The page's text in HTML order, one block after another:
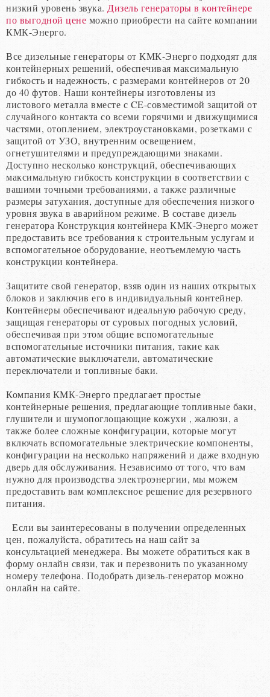
низкий уровень звука. Дизель генераторы в контейнере
по выгодной цене можно приобрести на сайте компании
КМК-Энерго.
Все дизельные генераторы от КМК-Энерго подходят для
контейнерных решений, обеспечивая максимальную
гибкость и надежность, с размерами контейнеров от 20
до 40 футов. Наши контейнеры изготовлены из
листового металла вместе с CE-совместимой защитой от
случайного контакта со всеми горячими и движущимися
частями, отоплением, электроустановками, розетками с
защитой от УЗО, внутренним освещением,
огнетушителями и предупреждающими знаками.
Доступно несколько конструкций, обеспечивающих
максимальную гибкость конструкции в соответствии с
вашими точными требованиями, а также различные
размеры затухания, доступные для обеспечения низкого
уровня звука в аварийном режиме. В составе дизель
генератора Конструкция контейнера КМК-Энерго может
предоставить все требования к строительным услугам и
вспомогательное оборудование, неотъемлемую часть
конструкции контейнера.
Защитите свой генератор, взяв один из наших открытых
блоков и заключив его в индивидуальный контейнер.
Контейнеры обеспечивают идеальную рабочую среду,
защищая генераторы от суровых погодных условий,
обеспечивая при этом общие вспомогательные
вспомогательные источники питания, такие как
автоматические выключатели, автоматические
переключатели и топливные баки.
Компания КМК-Энерго предлагает простые
контейнерные решения, предлагающие топливные баки,
глушители и шумопоглощающие кожухи , жалюзи, а
также более сложные конфигурации, которые могут
включать вспомогательные электрические компоненты,
конфигурации на несколько напряжений и даже входную
дверь для обслуживания. Независимо от того, что вам
нужно для производства электроэнергии, мы можем
предоставить вам комплексное решение для резервного
питания.
Если вы заинтересованы в получении определенных
цен, пожалуйста, обратитесь на наш сайт за
консультацией менеджера. Вы можете обратиться как в
форму онлайн связи, так и перезвонить по указанному
номеру телефона. Подобрать дизель-генератор можно
онлайн на сайте.